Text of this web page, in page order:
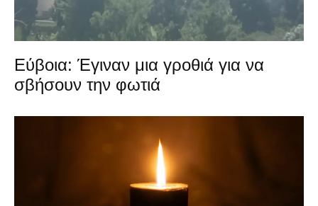
Εύβοια: Έγιναν μια γροθιά για να
σβήσουν την φωτιά